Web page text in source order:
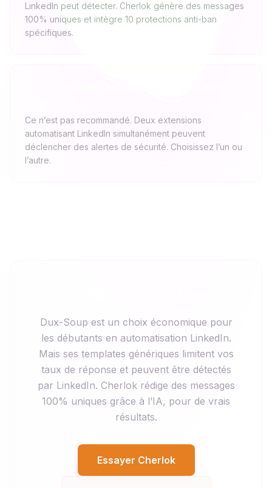
LinkedIn peut détecter. Cherlok génère des messages
100% uniques et intègre 10 protections anti-ban
spécifiques.
Ce n’est pas recommandé. Deux extensions
automatisant LinkedIn simultanément peuvent
déclencher des alertes de sécurité. Choisissez l’un ou
l’autre.
Dux-Soup est un choix économique pour
les débutants en automatisation LinkedIn.
Mais ses templates génériques limitent vos
taux de réponse et peuvent être détectés
par LinkedIn. Cherlok rédige des messages
100% uniques grâce à l’IA, pour de vrais
résultats.
Essayer Cherlok